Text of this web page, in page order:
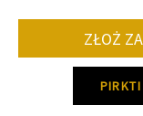
12 tygodni.
Prosimy o kontakt
ZŁOŻ